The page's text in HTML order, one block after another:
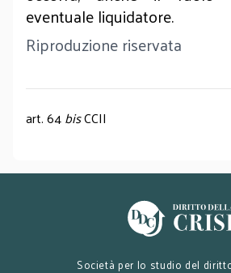
eventuale liquidatore.
Riproduzione riservata
art. 64bisCCII
Società per lo studio del